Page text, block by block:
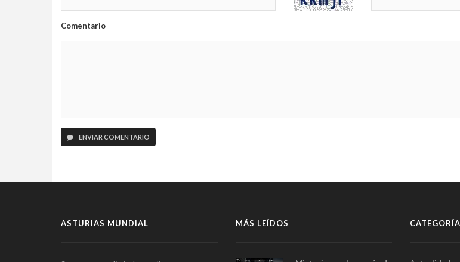
Comentario
ENVIAR COMENTARIO
ASTURIAS MUNDIAL MÁS LEÍDOS